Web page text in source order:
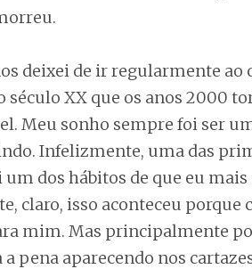
deixei de ir regularmente
XX que os anos 2000
Meu sonho sempre foi ser
Infelizmente, uma das
dos hábitos de que eu
claro, isso aconteceu
mim. Mas principalmente
a pena aparecendo nos